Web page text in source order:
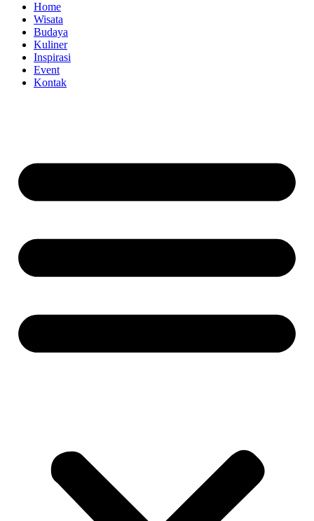
Home
Wisata
Budaya
Kuliner
Inspirasi
Event
Kontak